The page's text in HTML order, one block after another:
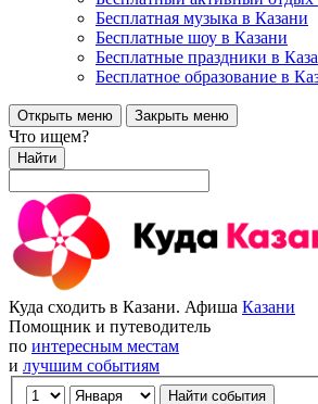
Бесплатная музыка в Казани
Бесплатные шоу в Казани
Бесплатные праздники в
Бесплатное образование в
Открыть меню Закрыть меню
Что ищем?
Найти
Куда сходить в Казани. Афиша Казани
Помощник и путеводитель
по интересным местам
и лучшим событиям